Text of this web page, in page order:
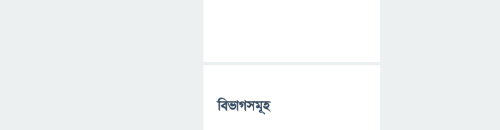
বিভাগসমূহ